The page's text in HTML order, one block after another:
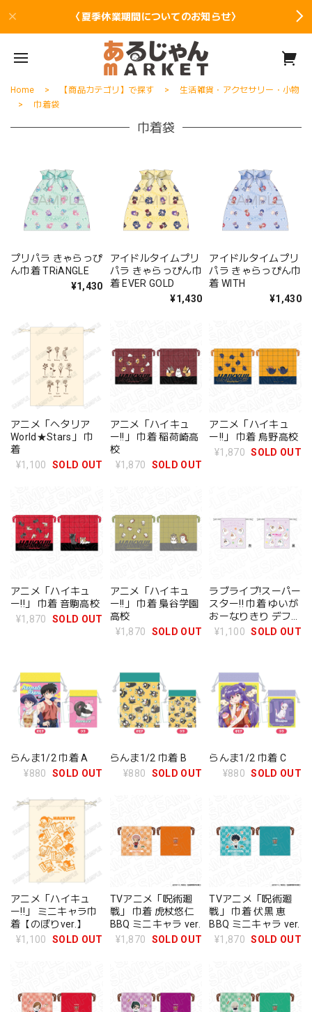
〈夏季休業期間についてのお知らせ〉
Home 【商品カテゴリ】で探す
生活雑貨・アクセサリー・小物
巾着袋
巾着袋
プリパラ きゃらっぴ
ん巾着 TRiANGLE
¥1,430
アイドルタイムプリ
パラ きゃらっぴん巾
着 EVER GOLD
¥1,430
アイドルタイムプリ
パラ きゃらっぴん巾
着 WITH
¥1,430
アニメ「ヘタリア
World★Stars」 巾
着
¥1,100
SOLD OUT
アニメ「ハイキュ
ー!!」 巾着 稲荷崎高
校
¥1,870
SOLD OUT
アニメ「ハイキュ
ー!!」 巾着 烏野高校
¥1,870 SOLD OUT
アニメ「ハイキュ
ー!!」 巾着 音駒高校
¥1,870
SOLD OUT
アニメ「ハイキュ
ー!!」 巾着 梟谷学園
高校
¥1,870
SOLD OUT
ラブライブ!スーパー
スター!! 巾着 ゆいが
おーなりきり デフォ
ルメ ver
¥1,100 SOLD OUT
らんま1/2 巾着 A
¥880
SOLD OUT
らんま1/2 巾着 B
¥880
SOLD OUT
らんま1/2 巾着 C
¥880 SOLD OUT
アニメ「ハイキュ
ー!!」 ミニキャラ巾
着【のぼりver.】
¥1,100
SOLD OUT
TVアニメ「呪術廻
戦」 巾着 虎杖悠仁
BBQ ミニキャラ ver.
¥1,870
SOLD OUT
TVアニメ「呪術廻
戦」 巾着 伏黒 恵
BBQ ミニキャラ ver.
¥1,870 SOLD OUT